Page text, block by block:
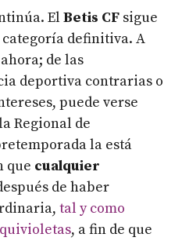
El Betis CF sigue
definitiva. A
de las
deportiva contrarias o
puede verse
Regional de
la está
que cualquier
de haber
tal y como
, a fin de que